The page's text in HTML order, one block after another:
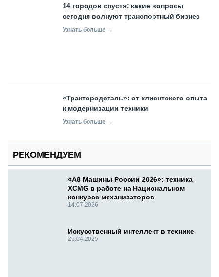
14 городов спустя: какие вопросы
сегодня волнуют транспортный бизнес
Узнать больше →
«Трактородеталь»: от клиентского опыта
к модернизации техники
Узнать больше →
РЕКОМЕНДУЕМ
«А8 Машины России 2026»: техника
XCMG в работе на Национальном
конкурсе механизаторов
14.07.2026
Искусственный интеллект в технике
25.04.2025